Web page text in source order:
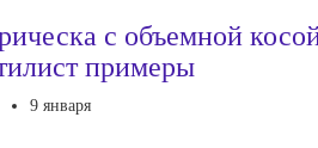
с объемной
примеры
9 января